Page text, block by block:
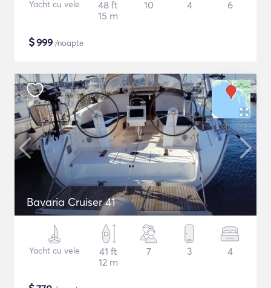
Yacht cu vele
48 ft
15 m
10 4 6
$999 /noapte
Bavaria Cruiser 41
Yacht cu vele
41 ft
12 m
7 3 4